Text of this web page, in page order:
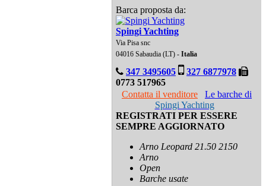
Barca proposta da:
Spingi Yachting
Via Pisa snc
04016 Sabaudia (LT) - Italia
347 3495605
327 6877978
0773 517965
Contatta il venditore
Le barche di
Spingi Yachting
REGISTRATI PER ESSERE
SEMPRE AGGIORNATO
Arno Leopard 21.50 2150
Arno
Open
Barche usate